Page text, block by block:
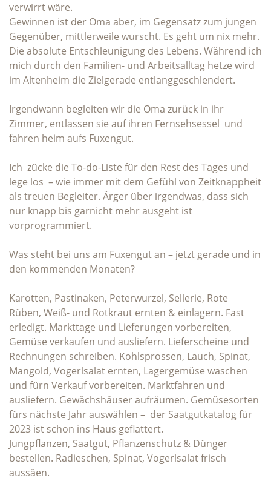
verwirrt wäre.
Gewinnen ist der Oma aber, im Gegensatz zum jungen
Gegenüber, mittlerweile wurscht. Es geht um nix mehr.
Die absolute Entschleunigung des Lebens. Während ich
mich durch den Familien- und Arbeitsalltag hetze wird
im Altenheim die Zielgerade entlanggeschlendert.
Irgendwann begleiten wir die Oma zurück in ihr
Zimmer, entlassen sie auf ihren Fernsehsessel und
fahren heim aufs Fuxengut.
Ich zücke die To-do-Liste für den Rest des Tages und
lege los – wie immer mit dem Gefühl von Zeitknappheit
als treuen Begleiter. Ärger über irgendwas, dass sich
nur knapp bis garnicht mehr ausgeht ist
vorprogrammiert.
Was steht bei uns am Fuxengut an – jetzt gerade und in
den kommenden Monaten?
Karotten, Pastinaken, Peterwurzel, Sellerie, Rote
Rüben, Weiß- und Rotkraut ernten & einlagern. Fast
erledigt. Markttage und Lieferungen vorbereiten,
Gemüse verkaufen und ausliefern. Lieferscheine und
Rechnungen schreiben. Kohlsprossen, Lauch, Spinat,
Mangold, Vogerlsalat ernten, Lagergemüse waschen
und fürn Verkauf vorbereiten. Marktfahren und
ausliefern. Gewächshäuser aufräumen. Gemüsesorten
fürs nächste Jahr auswählen – der Saatgutkatalog für
2023 ist schon ins Haus geflattert.
Jungpflanzen, Saatgut, Pflanzenschutz & Dünger
bestellen. Radieschen, Spinat, Vogerlsalat frisch
aussäen.